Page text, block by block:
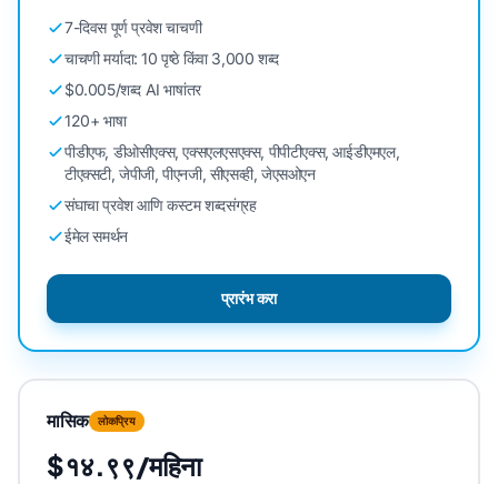
7-दिवस पूर्ण प्रवेश चाचणी
चाचणी मर्यादा: 10 पृष्ठे किंवा 3,000 शब्द
$0.005/शब्द AI भाषांतर
120+ भाषा
पीडीएफ, डीओसीएक्स, एक्सएलएसएक्स, पीपीटीएक्स, आईडीएमएल,
टीएक्सटी, जेपीजी, पीएनजी, सीएसव्ही, जेएसओएन
संघाचा प्रवेश आणि कस्टम शब्दसंग्रह
ईमेल समर्थन
प्रारंभ करा
मासिक लोकप्रिय
$१४.९९/महिना